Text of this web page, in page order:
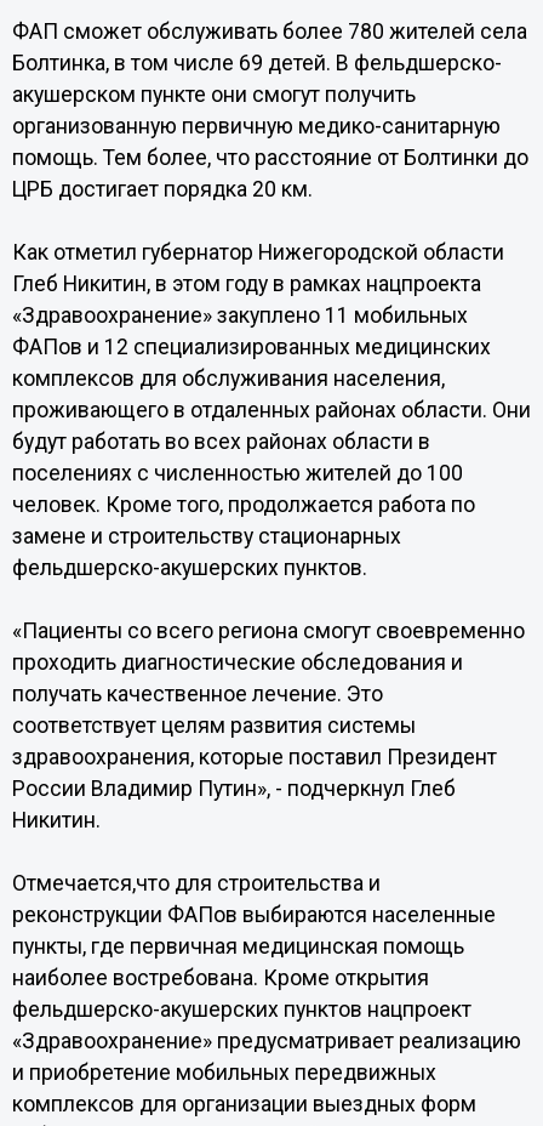
ФАП сможет обслуживать более 780 жителей села
Болтинка, в том числе 69 детей. В фельдшерско-
акушерском пункте они смогут получить
организованную первичную медико-санитарную
помощь. Тем более, что расстояние от Болтинки до
ЦРБ достигает порядка 20 км.
Как отметил губернатор Нижегородской области
Глеб Никитин, в этом году в рамках нацпроекта
«Здравоохранение» закуплено 11 мобильных
ФАПов и 12 специализированных медицинских
комплексов для обслуживания населения,
проживающего в отдаленных районах области. Они
будут работать во всех районах области в
поселениях с численностью жителей до 100
человек. Кроме того, продолжается работа по
замене и строительству стационарных
фельдшерско-акушерских пунктов.
«Пациенты со всего региона смогут своевременно
проходить диагностические обследования и
получать качественное лечение. Это
соответствует целям развития системы
здравоохранения, которые поставил Президент
России Владимир Путин», - подчеркнул Глеб
Никитин.
Отмечается,что для строительства и
реконструкции ФАПов выбираются населенные
пункты, где первичная медицинская помощь
наиболее востребована. Кроме открытия
фельдшерско-акушерских пунктов нацпроект
«Здравоохранение» предусматривает реализацию
и приобретение мобильных передвижных
комплексов для организации выездных форм